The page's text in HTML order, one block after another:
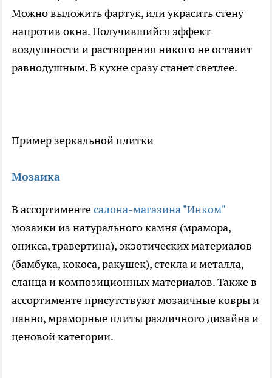
Можно выложить фартук, или украсить стену
напротив окна. Получившийся эффект
воздушности и растворения никого не оставит
равнодушным. В кухне сразу станет светлее.
Пример зеркальной плитки
Мозаика
В ассортиментесалона-магазина "Инком"
мозаики из натурального камня (мрамора,
оникса, травертина), экзотических материалов
(бамбука, кокоса, ракушек), стекла и металла,
сланца и композиционных материалов. Также в
ассортименте присутствуют мозаичные ковры и
панно, мраморные плиты различного дизайна и
ценовой категории.